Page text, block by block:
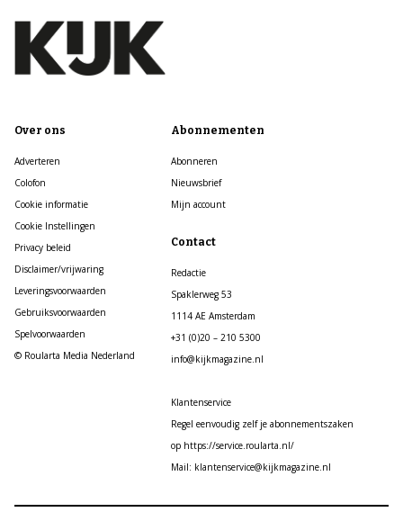
Over ons
Adverteren
Colofon
Cookie informatie
Cookie Instellingen
Privacy beleid
Disclaimer/vrijwaring
Leveringsvoorwaarden
Gebruiksvoorwaarden
Spelvoorwaarden
© Roularta Media Nederland
Abonnementen
Abonneren
Nieuwsbrief
Mijn account
Contact
Redactie
Spaklerweg 53
1114 AE Amsterdam
+31 (0)20 – 210 5300
info@kijkmagazine.nl
Klantenservice
Regel eenvoudig zelf je abonnementszaken
op https://service.roularta.nl/
Mail: klantenservice@kijkmagazine.nl